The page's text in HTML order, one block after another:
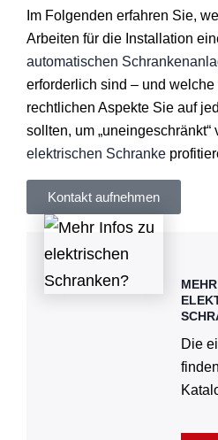
Im Folgenden erfahren Sie,
Arbeiten für die Installation
automatischen
erforderlich sind – und welche
rechtlichen Aspekte Sie auf
sollten, um „uneingeschränkt“
elektrischen Schranke
Kontakt aufnehmen
Die